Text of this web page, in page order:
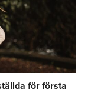
för första